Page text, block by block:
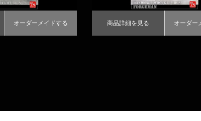
オーダーメイドする 商品詳細を見る オーダー